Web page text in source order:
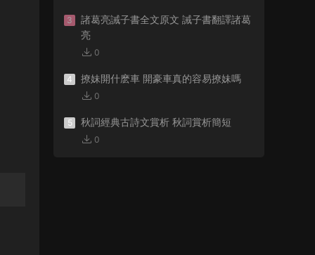
3
諸葛亮誡子書全文原文 誡子書翻譯諸葛
亮
0
4 撩妹開什麽車 開豪車真的容易撩妹嗎
0
5 秋詞經典古詩文賞析 秋詞賞析簡短
0